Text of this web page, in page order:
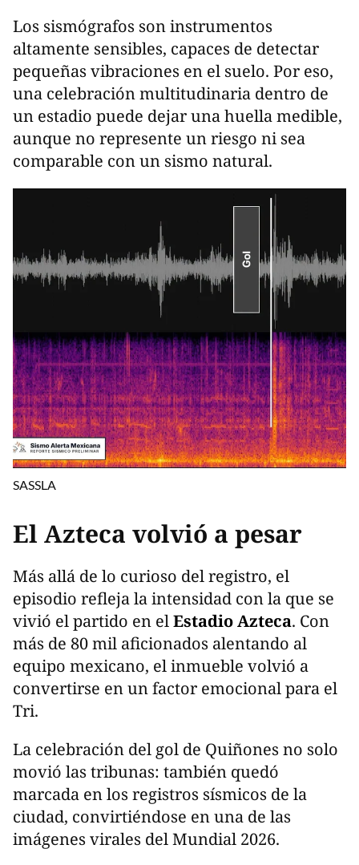
Los sismógrafos son instrumentos
altamente sensibles, capaces de detectar
pequeñas vibraciones en el suelo. Por eso,
una celebración multitudinaria dentro de
un estadio puede dejar una huella medible,
aunque no represente un riesgo ni sea
comparable con un sismo natural.
SASSLA
El Azteca volvió a pesar
Más allá de lo curioso del registro, el
episodio refleja la intensidad con la que se
vivió el partido en elEstadio Azteca. Con
más de 80 mil aficionados alentando al
equipo mexicano, el inmueble volvió a
convertirse en un factor emocional para el
Tri.
La celebración del gol de Quiñones no solo
movió las tribunas: también quedó
marcada en los registros sísmicos de la
ciudad, convirtiéndose en una de las
imágenes virales del Mundial 2026.